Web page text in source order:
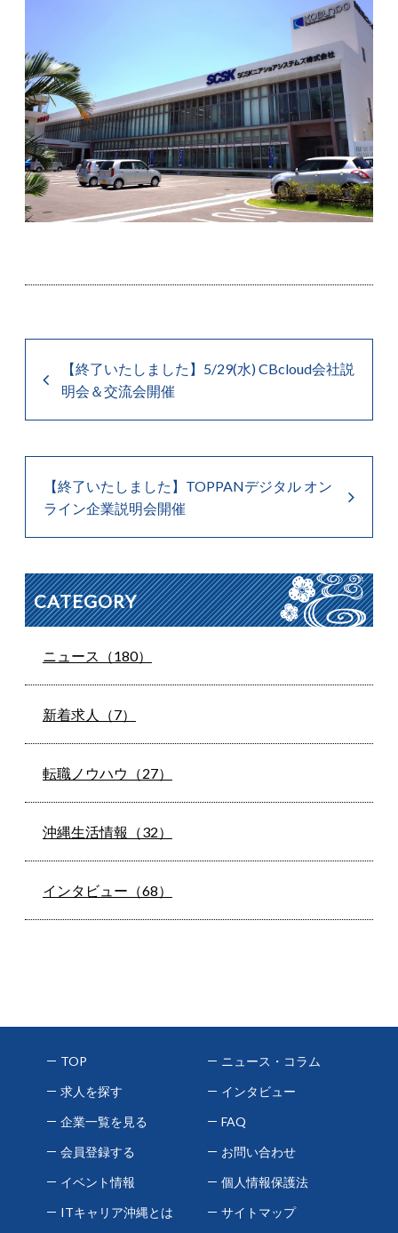
【終了いたしました】5/29(水) CBcloud会社説
明会＆交流会開催
【終了いたしました】TOPPANデジタル オン
ライン企業説明会開催
CATEGORY
ニュース（180）
新着求人（7）
転職ノウハウ（27）
沖縄生活情報（32）
インタビュー（68）
TOP
求人を探す
企業一覧を見る
会員登録する
イベント情報
ITキャリア沖縄とは
ニュース・コラム
インタビュー
FAQ
お問い合わせ
個人情報保護法
サイトマップ